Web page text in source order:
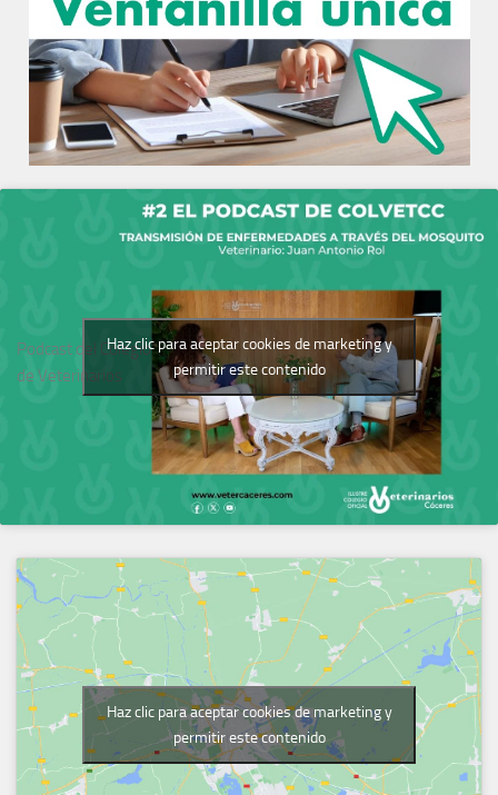
Podcast del Colegio
de Veterinarios
Haz clic para aceptar cookies de marketing y
permitir este contenido
Haz clic para aceptar cookies de marketing y
permitir este contenido